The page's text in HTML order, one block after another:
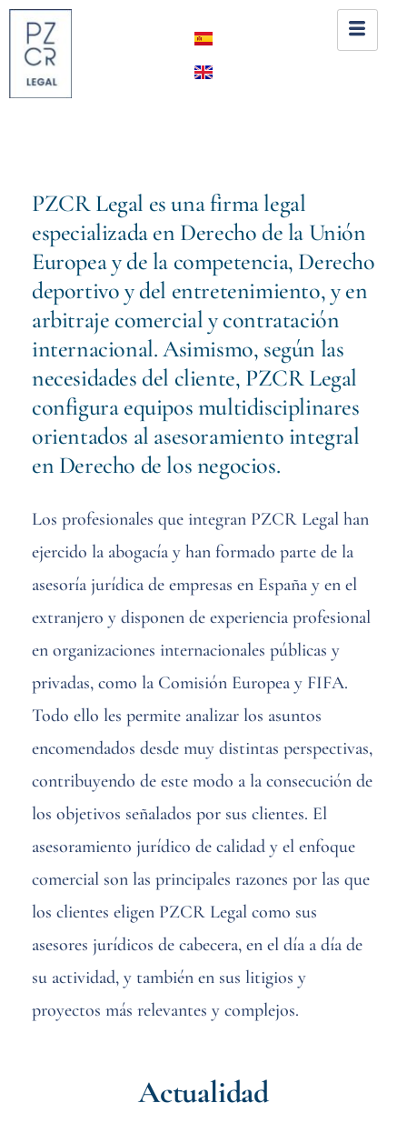
PZCR Legal es una firma legal
especializada en Derecho de la Unión
Europea y de la competencia, Derecho
deportivo y del entretenimiento, y en
arbitraje comercial y contratación
internacional. Asimismo, según las
necesidades del cliente, PZCR Legal
configura equipos multidisciplinares
orientados al asesoramiento integral
en Derecho de los negocios.
Los profesionales que integran PZCR Legal han
ejercido la abogacía y han formado parte de la
asesoría jurídica de empresas en España y en el
extranjero y disponen de experiencia profesional
en organizaciones internacionales públicas y
privadas, como la Comisión Europea y FIFA.
Todo ello les permite analizar los asuntos
encomendados desde muy distintas perspectivas,
contribuyendo de este modo a la consecución de
los objetivos señalados por sus clientes. El
asesoramiento jurídico de calidad y el enfoque
comercial son las principales razones por las que
los clientes eligen PZCR Legal como sus
asesores jurídicos de cabecera, en el día a día de
su actividad, y también en sus litigios y
proyectos más relevantes y complejos.
Actualidad